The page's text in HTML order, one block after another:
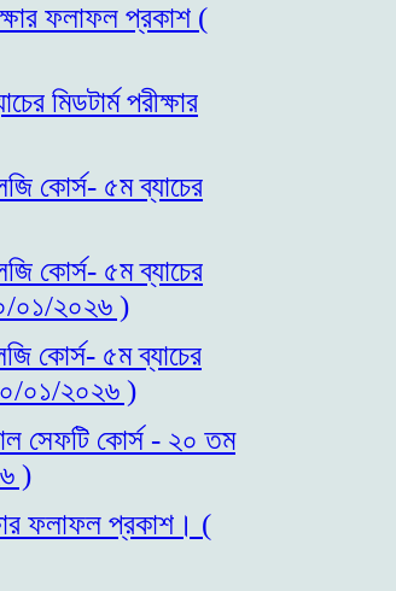
ফলাফল প্রকাশ (
মিডটার্ম পরীক্ষার
কোর্স- ৫ম ব্যাচের
কোর্স- ৫ম ব্যাচের
০১/২০২৬ )
কোর্স- ৫ম ব্যাচের
২০/০১/২০২৬ )
সেফটি কোর্স - ২০ তম
)
ফলাফল প্রকাশ। (